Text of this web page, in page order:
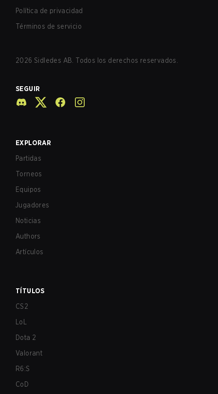
Política de privacidad
Términos de servicio
2026 Sidledes AB. Todos los derechos reservados.
SEGUIR
EXPLORAR
Partidas
Torneos
Equipos
Jugadores
Noticias
Authors
Artículos
TÍTULOS
CS2
LoL
Dota 2
Valorant
R6:S
CoD